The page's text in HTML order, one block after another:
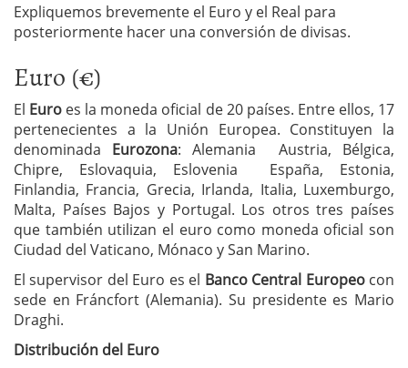
Expliquemos brevemente el Euro y el Real para
posteriormente hacer una conversión de divisas.
Euro (€)
El Euro es la moneda oficial de 20 países. Entre ellos, 17
pertenecientes a la Unión Europea. Constituyen la
denominada Eurozona: Alemania Austria, Bélgica,
Chipre, Eslovaquia, Eslovenia España, Estonia,
Finlandia, Francia, Grecia, Irlanda, Italia, Luxemburgo,
Malta, Países Bajos y Portugal. Los otros tres países
que también utilizan el euro como moneda oficial son
Ciudad del Vaticano, Mónaco y San Marino.
El supervisor del Euro es el Banco Central Europeocon
sede en Fráncfort (Alemania). Su presidente es Mario
Draghi.
Distribución del Euro